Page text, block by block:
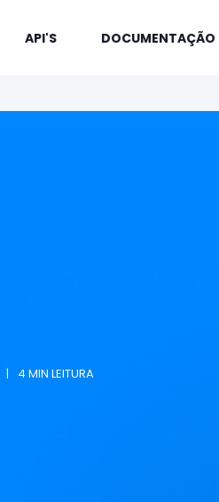
API'S DOCUMENTAÇÃO
4 MIN LEITURA